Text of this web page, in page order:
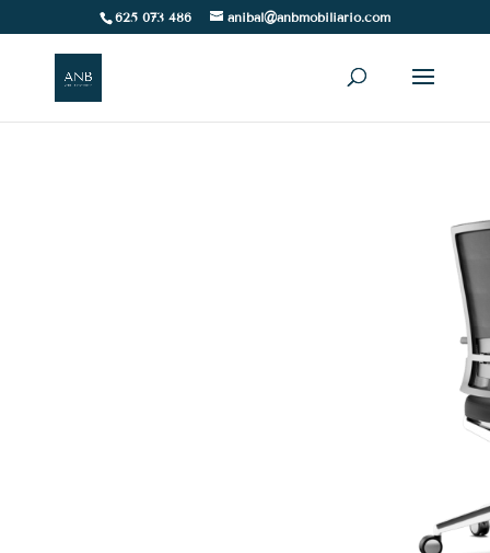
625 073 486 anibal@anbmobiliario.com